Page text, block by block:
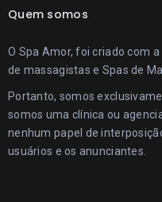
Quem somos
O Spa Amor, foi criado com
de massagistas e Spas de
Portanto, somos
somos uma clínica ou
nenhum papel de
usuários e os anunciantes.